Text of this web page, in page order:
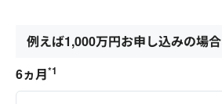
例えば1,000万円お申し込みの場合
6ヵ月*1